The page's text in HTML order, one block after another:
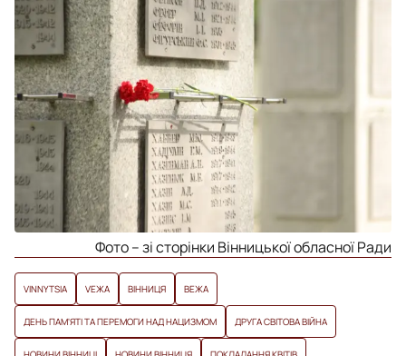
Фото – зі сторінки Вінницької обласної Ради
VINNYTSIA VЕЖА ВІННИЦЯ ВЕЖА
ДЕНЬ ПАМ'ЯТІ ТА ПЕРЕМОГИ НАД НАЦИЗМОМ ДРУГА СВІТОВА ВІЙНА